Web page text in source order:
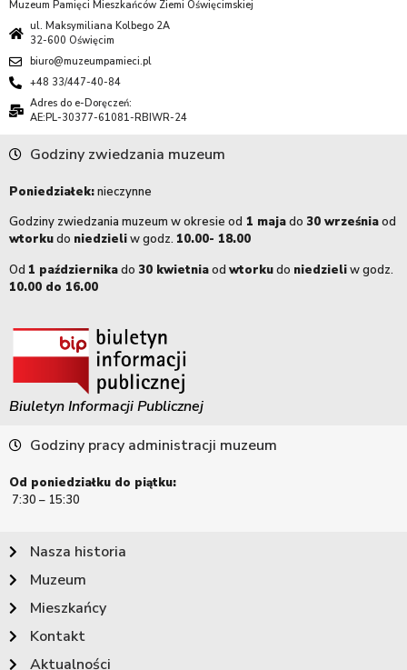
Muzeum Pamięci Mieszkańców Ziemi Oświęcimskiej
ul. Maksymiliana Kolbego 2A
32-600 Oświęcim
biuro@muzeumpamieci.pl
+48 33/447-40-84
Adres do e-Doręczeń:
AE:PL-30377-61081-RBIWR-24
Godziny zwiedzania muzeum
Poniedziałek:nieczynne
Godziny zwiedzania muzeum w okresie od 1 majado 30 wrześniaod
wtorkudo niedzieliw godz. 10.00- 18.00
Od 1 październikado 30 kwietniaod wtorkudo niedzieliw godz.
10.00 do 16.00
Biuletyn Informacji Publicznej
Godziny pracy administracji muzeum
Od poniedziałku do piątku:
7:30 – 15:30
Nasza historia
Muzeum
Mieszkańcy
Kontakt
Aktualności